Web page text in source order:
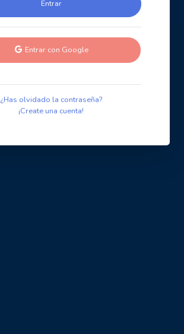
Entrar con Google
¿Has olvidado la contraseña?
¡Create una cuenta!